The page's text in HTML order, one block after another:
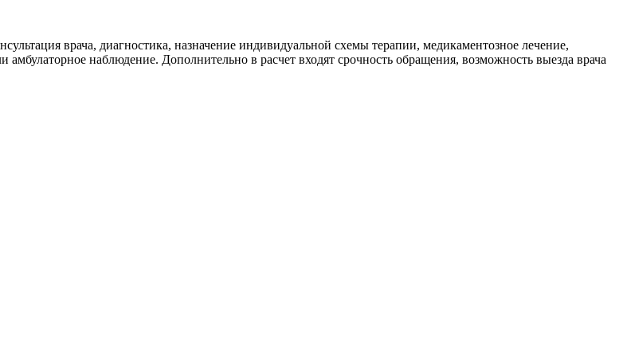
врача, диагностика, назначение индивидуальной схемы терапии, медикаментозное лечение,
наблюдение. Дополнительно в расчет входят срочность обращения, возможность выезда врача